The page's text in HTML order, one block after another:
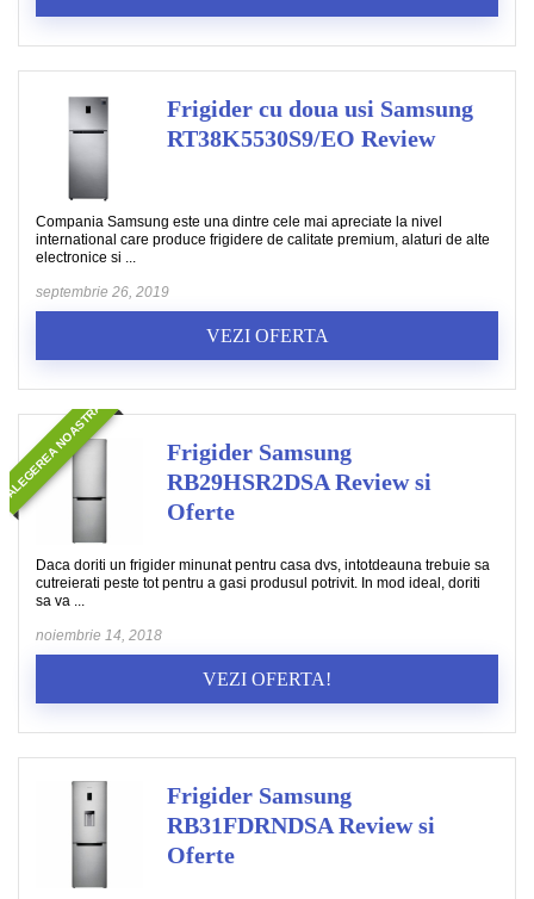
Frigider cu doua usi Samsung
RT38K5530S9/EO Review
Compania Samsung este una dintre cele mai apreciate la nivel
international care produce frigidere de calitate premium, alaturi de alte
electronice si ...
septembrie 26, 2019
VEZI OFERTA
ALEGEREA NOASTRA
Frigider Samsung
RB29HSR2DSA Review si
Oferte
Daca doriti un frigider minunat pentru casa dvs, intotdeauna trebuie sa
cutreierati peste tot pentru a gasi produsul potrivit. In mod ideal, doriti
sa va ...
noiembrie 14, 2018
VEZI OFERTA!
Frigider Samsung
RB31FDRNDSA Review si
Oferte